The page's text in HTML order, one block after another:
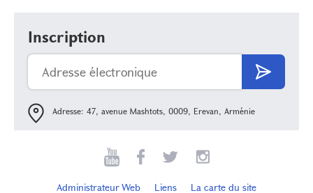
Inscription
Adresse: 47, avenue Mashtots, 0009, Erevan, Arménie
Administrateur Web Liens La carte du site